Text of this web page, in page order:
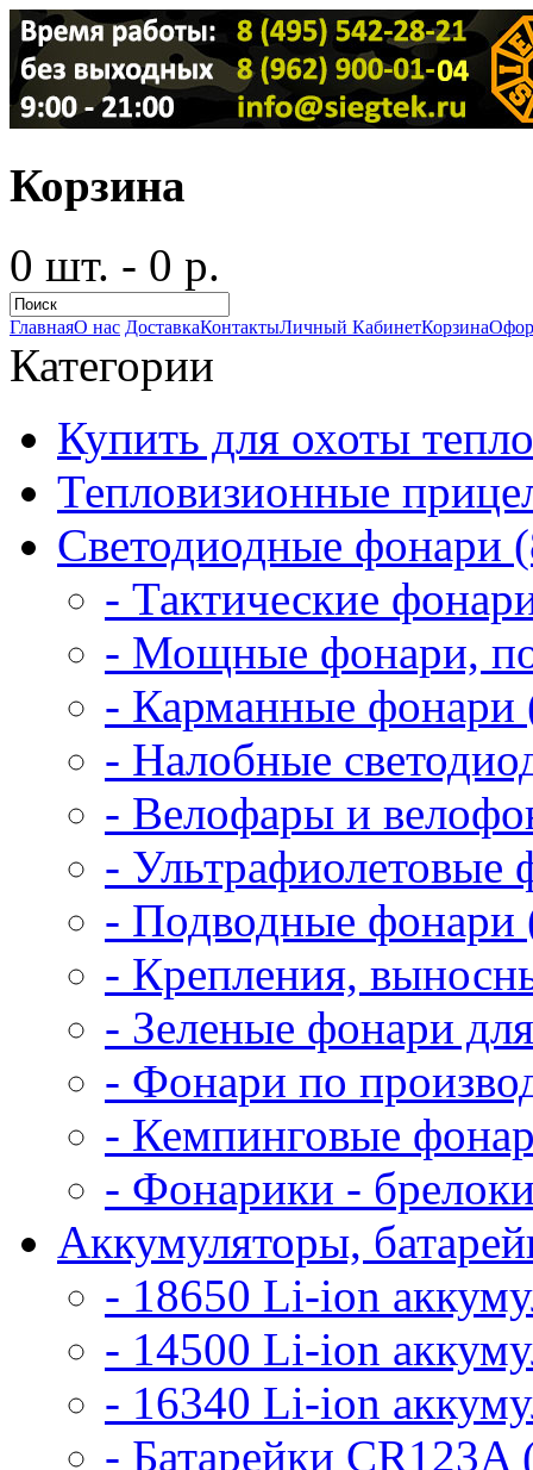
Корзина
0 шт. - 0 р.
ГлавнаяО нас ДоставкаКонтактыЛичный КабинетКорзина
Категории
Купить для охоты
Тепловизионные
Светодиодные фонари
- Тактические
- Мощные фонари,
- Карманные фонари
- Налобные
- Велофары и
- Ультрафиолетовые
- Подводные фонари
- Крепления,
- Зеленые фонари
- Фонари по
- Кемпинговые
- Фонарики -
Аккумуляторы,
- 18650 Li-ion
- 14500 Li-ion
- 16340 Li-ion
- Батарейки CR123A